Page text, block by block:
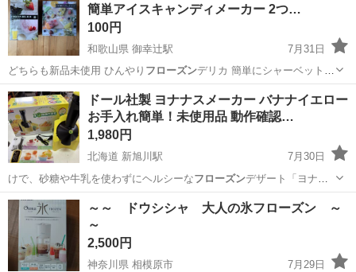
簡単アイスキャンディメーカー 2つ…
100円
和歌山県 御幸辻駅
7月31日
どちらも新品未使用 ひんやり フローズンデリカ 簡単にシャーベットが
作れるも…
和歌山 橋本市 御幸辻駅 調理器具
ドール社製 ヨナナスメーカー バナナイエロー
お手入れ簡単！未使用品 動作確認…
1,980円
北海道 新旭川駅
7月30日
けで、砂糖や牛乳を使わずにヘルシーなフローズンデザート「ヨナナ
ス」を作ることができ…
北海道 旭川市 新旭川駅 キッチン家電 ヨナナス
～～ ドウシシャ 大人の氷フローズン ～
～
2,500円
神奈川県 相模原市
7月29日